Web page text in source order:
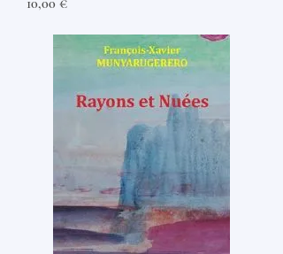
10,00 €